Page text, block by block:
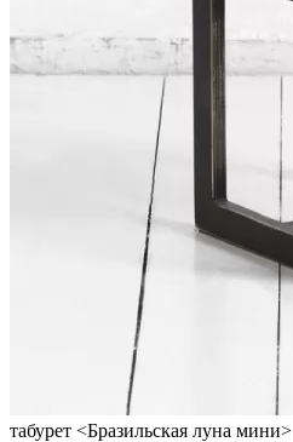
табурет <Бразильская луна мини>